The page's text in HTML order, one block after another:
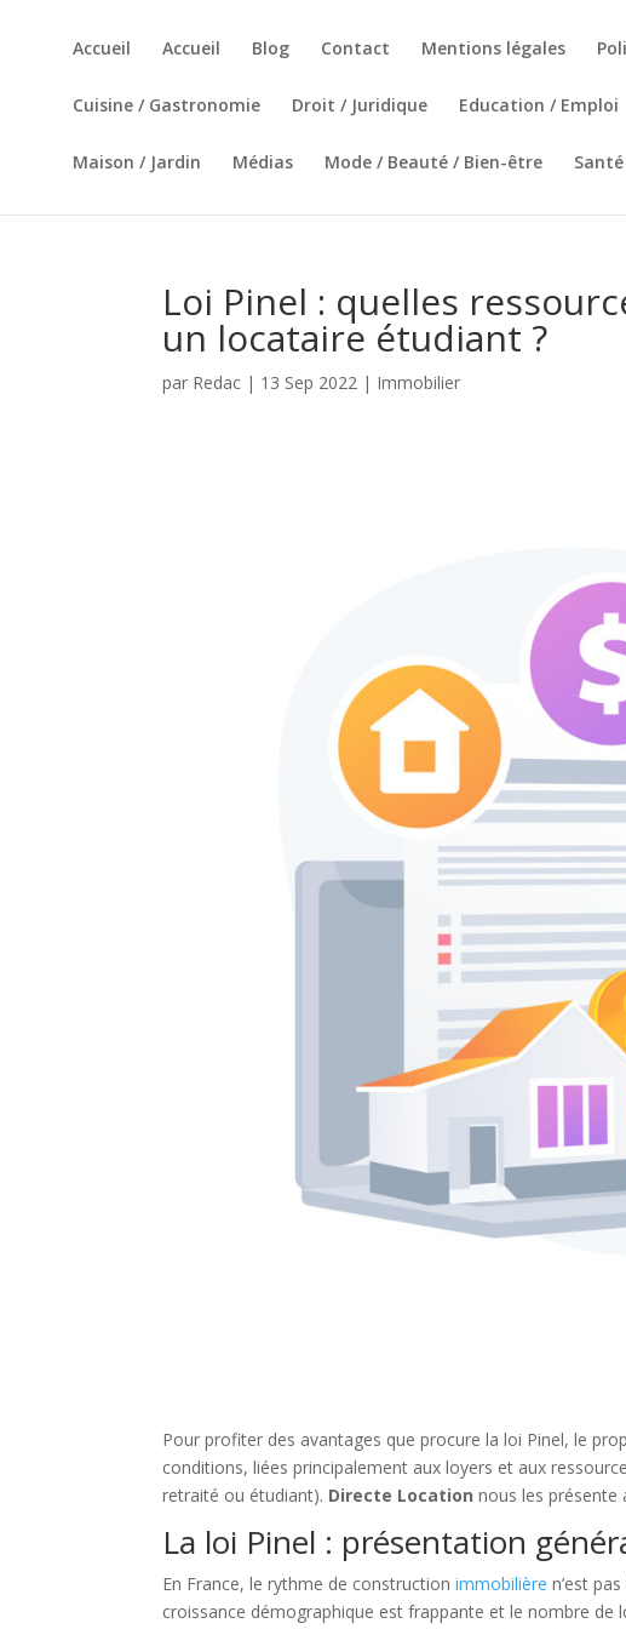
Accueil Accueil Blog Contact Mentions légales
Cuisine / Gastronomie Droit / Juridique Education / Emploi
Maison / Jardin Médias Mode / Beauté / Bien-être Santé
Loi Pinel : quelles
un locataire étudiant ?
par Redac | 13 Sep 2022 | Immobilier
Pour profiter des avantages que procure la loi Pinel, le
conditions, liées principalement aux loyers et aux
retraité ou étudiant). Directe Location nous les présente
La loi Pinel : présentation
En France, le rythme de constructionimmobilière n’est
croissance démographique est frappante et le nombre